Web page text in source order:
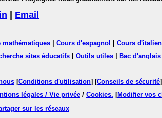
Email
mathématiques Cours d'espagnol Cours d'italien
sites éducatifs Outils utiles Bac d'anglais
[Conditions d'utilisation] [Conseils de sécurité
légales / Vie privée / Cookies. [Modifier vos
sur les réseaux